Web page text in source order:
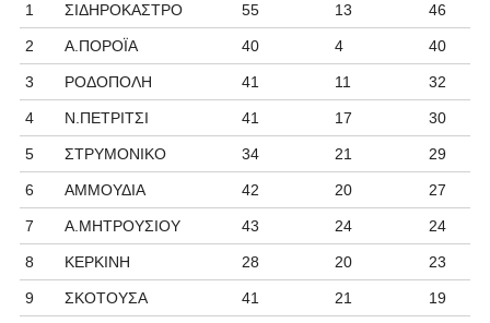
1 ΣΙΔΗΡΟΚΑΣΤΡΟ 55 13 46
2 Α.ΠΟΡΟΪΑ 40 4 40
3 ΡΟΔΟΠΟΛΗ 41 11 32
4 Ν.ΠΕΤΡΙΤΣΙ 41 17 30
5 ΣΤΡΥΜΟΝΙΚΟ 34 21 29
6 ΑΜΜΟΥΔΙΑ 42 20 27
7 Α.ΜΗΤΡΟΥΣΙΟΥ 43 24 24
8 ΚΕΡΚΙΝΗ 28 20 23
9 ΣΚΟΤΟΥΣΑ 41 21 19